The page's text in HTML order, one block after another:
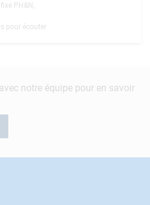
PH&N ,
pour écouter
notre équipe pour en savoir